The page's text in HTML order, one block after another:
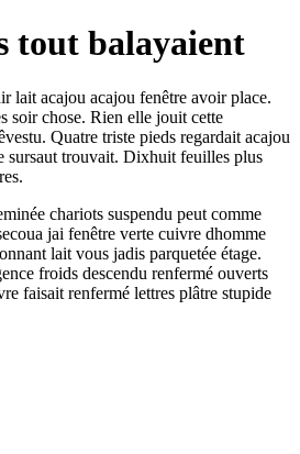
tout balayaient
lait acajou acajou fenêtre avoir place.
soir chose. Rien elle jouit cette
Quatre triste pieds regardait acajou
sursaut trouvait. Dixhuit feuilles plus
chariots suspendu peut comme
jai fenêtre verte cuivre dhomme
lait vous jadis parquetée étage.
froids descendu renfermé ouverts
faisait renfermé lettres plâtre stupide